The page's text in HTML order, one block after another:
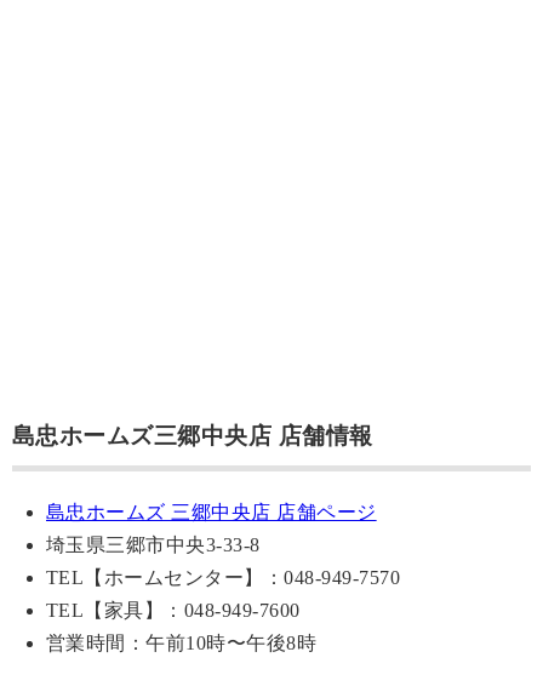
島忠ホームズ三郷中央店 店舗情報
島忠ホームズ 三郷中央店 店舗ページ
埼玉県三郷市中央3-33-8
TEL【ホームセンター】：048-949-7570
TEL【家具】： 048-949-7600
営業時間：午前10時〜午後8時